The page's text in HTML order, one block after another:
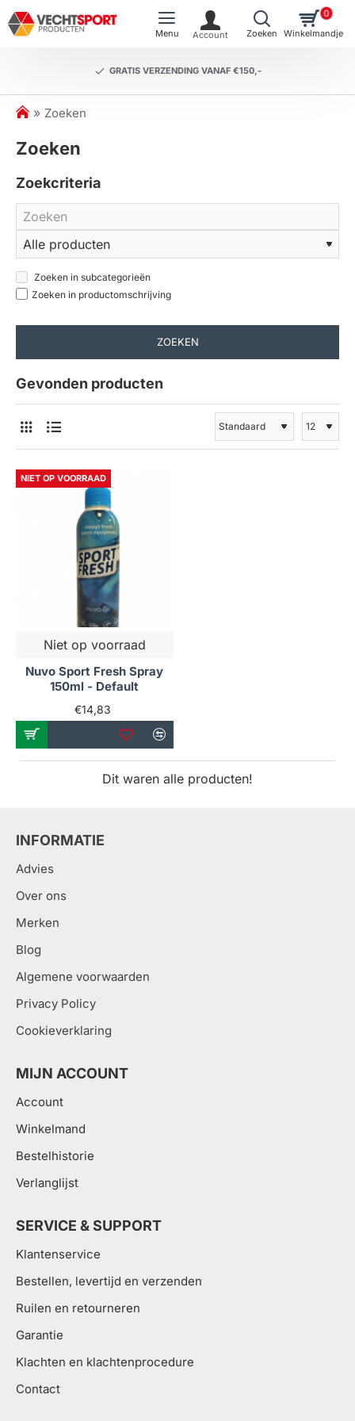
GRATIS VERZENDING VANAF €150,-
0
h
m
Zoeken
Zoeken
Zoekcriteria
Zoeken in subcategorieën
Zoeken in productomschrijving
ZOEKEN
Gevonden producten
NIET OP VOORRAAD
Niet op voorraad
Nuvo Sport Fresh Spray
150ml - Default
€14,83
Dit waren alle producten!
INFORMATIE
Advies
Over ons
Merken
Blog
Algemene voorwaarden
Privacy Policy
Cookieverklaring
MIJN ACCOUNT
Account
Winkelmand
Bestelhistorie
Verlanglijst
SERVICE & SUPPORT
Klantenservice
Bestellen, levertijd en verzenden
Ruilen en retourneren
Garantie
Klachten en klachtenprocedure
Contact